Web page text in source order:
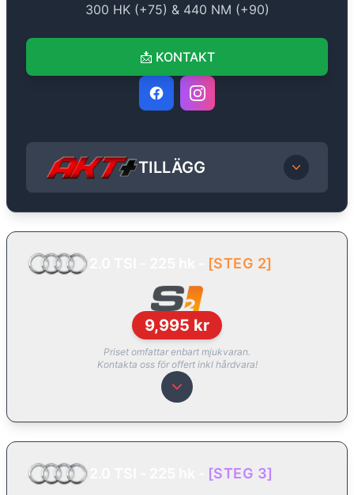
300 HK (+75) & 440 NM (+90)
📩 KONTAKT
TILLÄGG
[STEG 2]
9,995 kr
Priset omfattar enbart mjukvaran.
Kontakta oss för offert inkl hårdvara!
[STEG 3]